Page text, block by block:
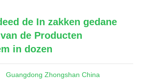
de In zakken gedane
de Producten
in dozen
Guangdong Zhongshan China